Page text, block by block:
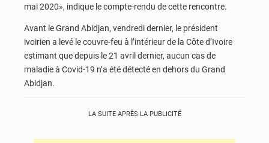
mai 2020», indique le compte-rendu de cette rencontre.
Avant le Grand Abidjan, vendredi dernier, le président
ivoirien a levé le couvre-feu à l’intérieur de la Côte d’Ivoire
estimant que depuis le 21 avril dernier, aucun cas de
maladie à Covid-19 n’a été détecté en dehors du Grand
Abidjan.
LA SUITE APRÈS LA PUBLICITÉ